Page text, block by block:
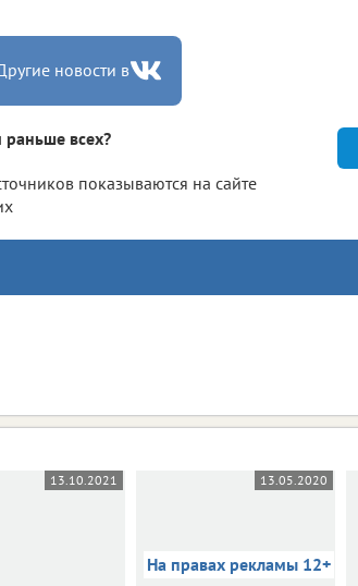
новости в
раньше всех?
показываются на сайте
13.10.2021 13.05.2020
На правах рекламы 12+